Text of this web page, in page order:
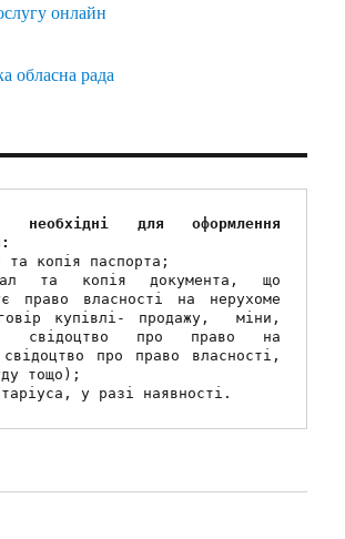
онлайн
обласна рада
необхідні для оформлення
та копія паспорта;
та копія документа, що
право власності на нерухоме
купівлі- продажу,  міни,
свідоцтво про право на
про право власності,
тощо);
у разі наявності.